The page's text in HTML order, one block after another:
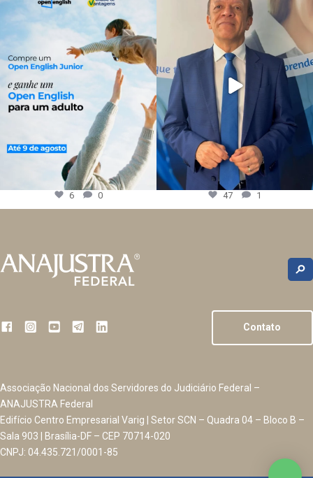
6 0 47 1
Contato
Associação Nacional dos Servidores do Judiciário Federal –
ANAJUSTRA Federal
Edifício Centro Empresarial Varig | Setor SCN – Quadra 04 – Bloco B –
Sala 903 | Brasília-DF – CEP 70714-020
CNPJ: 04.435.721/0001-85